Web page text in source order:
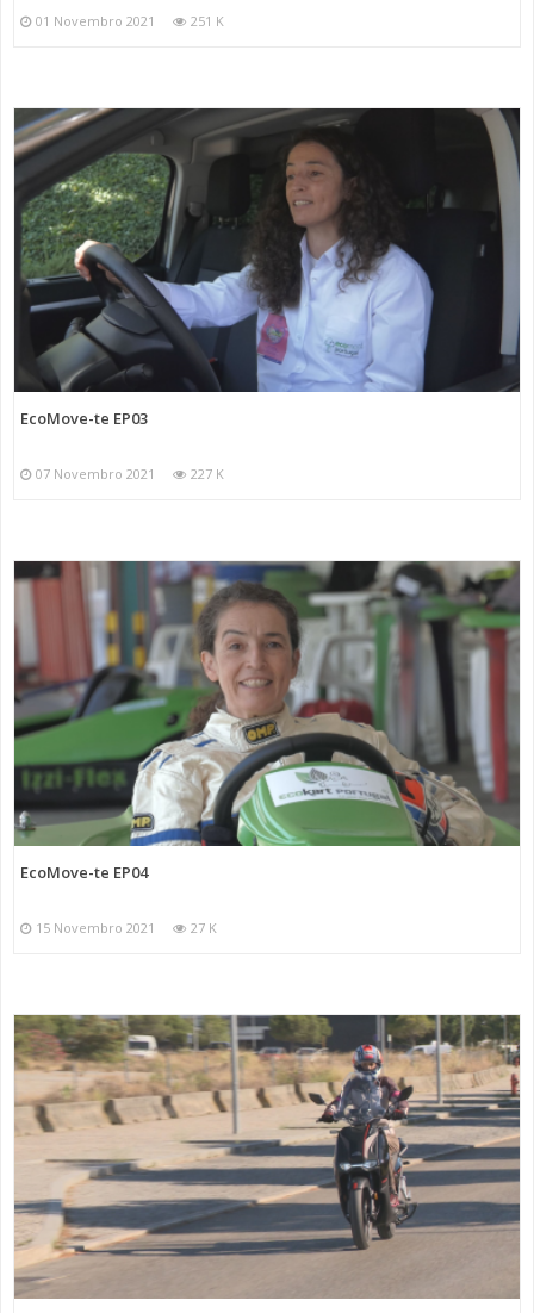
01 Novembro 2021 251 K
EcoMove-te EP03
07 Novembro 2021 227 K
EcoMove-te EP04
15 Novembro 2021 27 K